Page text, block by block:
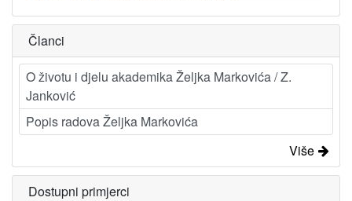
Članci
O životu i djelu akademika Željka Markovića / Z.
Janković
Popis radova Željka Markovića
Više
Dostupni primjerci